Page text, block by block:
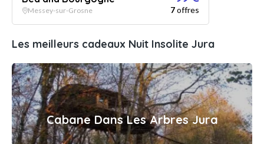
Messey-sur-Grosne 7offres
Les meilleurs cadeaux Nuit Insolite Jura
Cabane Dans Les Arbres Jura